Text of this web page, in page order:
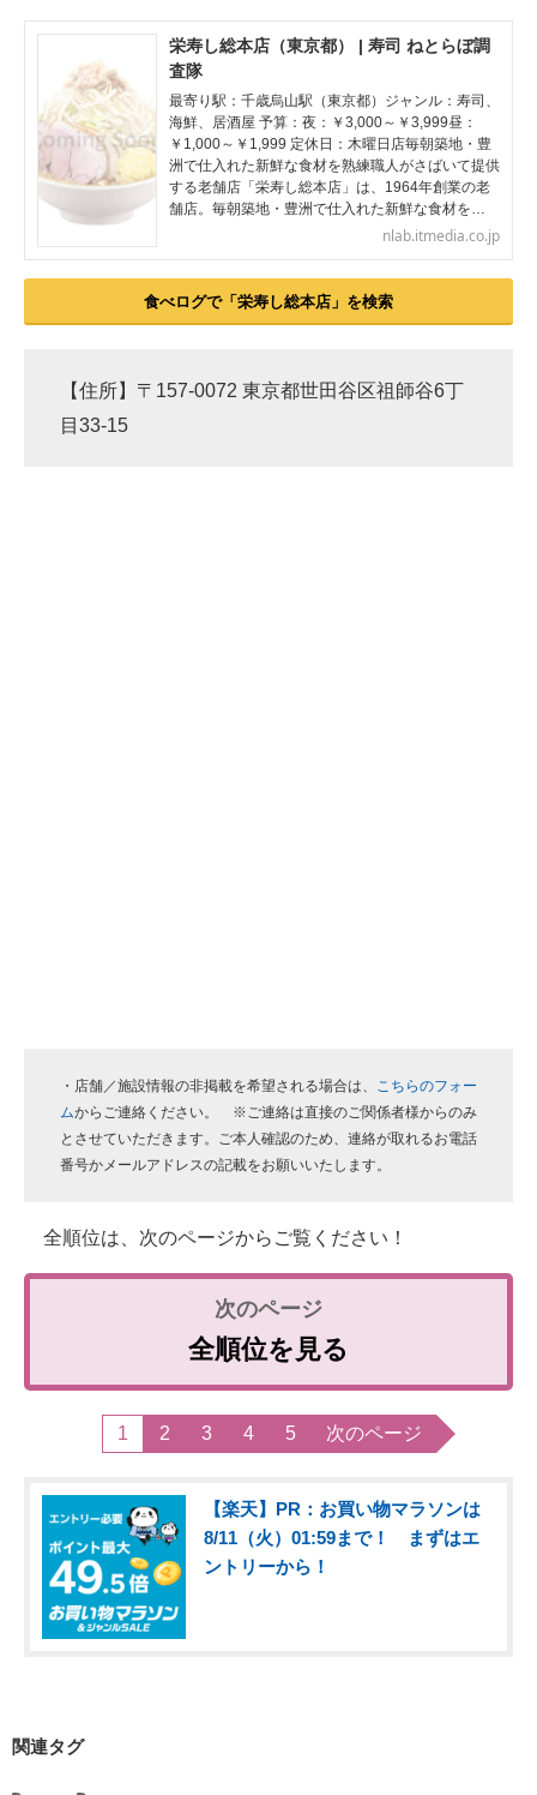
栄寿し総本店（東京都） | 寿司 ねとらぼ調
査隊
最寄り駅：千歳烏山駅（東京都）ジャンル：寿司、
海鮮、居酒屋 予算：夜：￥3,000～￥3,999昼：
￥1,000～￥1,999 定休日：木曜日店毎朝築地・豊
洲で仕入れた新鮮な食材を熟練職人がさばいて提供
する老舗店「栄寿し総本店」は、1964年創業の老
舗店。毎朝築地・豊洲で仕入れた新鮮な食材を…
nlab.itmedia.co.jp
食べログで「栄寿し総本店」を検索
【住所】〒157-0072 東京都世田谷区祖師谷6丁
目33-15
・店舗／施設情報の非掲載を希望される場合は、 こちらのフォー
ムからご連絡ください。 ※ご連絡は直接のご関係者様からのみ
とさせていただきます。ご本人確認のため、連絡が取れるお電話
番号かメールアドレスの記載をお願いいたします。
全順位は、次のページからご覧ください！
全順位を見る
1 2 3 4 5 次のページ
【楽天】PR：お買い物マラソンは
8/11（火）01:59まで！ まずはエ
ントリーから！
関連タグ